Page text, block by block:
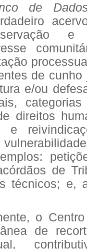
de
e
de
e/ou
categorias
direitos
e
de
técnicos; e,
o
de